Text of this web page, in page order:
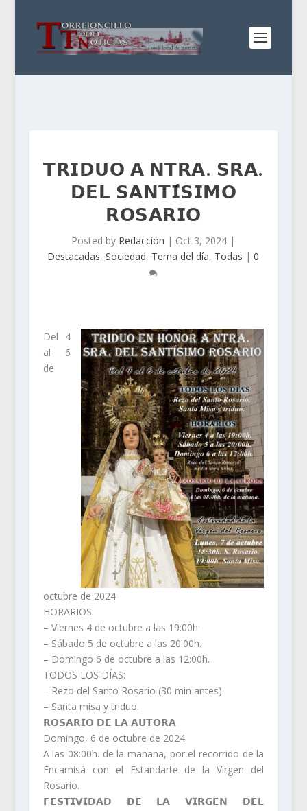
𝗧𝗥𝗜𝗗𝗨𝗢 𝗔 𝗡𝗧𝗥𝗔. 𝗦𝗥𝗔.
𝗗𝗘𝗟 𝗦𝗔𝗡𝗧𝗜́𝗦𝗜𝗠𝗢
𝗥𝗢𝗦𝗔𝗥𝗜𝗢
Posted by Redacción | Oct 3, 2024 |
Destacadas,Sociedad, Tema del día, Todas |0
Del 4
al 6
de
octubre de 2024
HORARIOS:
– Viernes 4 de octubre a las 19:00h.
– Sábado 5 de octubre a las 20:00h.
– Domingo 6 de octubre a las 12:00h.
TODOS LOS DÍAS:
– Rezo del Santo Rosario (30 min antes).
– Santa misa y triduo.
𝗥𝗢𝗦𝗔𝗥𝗜𝗢 𝗗𝗘 𝗟𝗔 𝗔𝗨𝗧𝗢𝗥𝗔
Domingo, 6 de octubre de 2024.
A las 08:00h. de la mañana, por el recorrido de la
Encamisá con el Estandarte de la Virgen del
Rosario.
𝗙𝗘𝗦𝗧𝗜𝗩𝗜𝗗𝗔𝗗 𝗗𝗘 𝗟𝗔 𝗩𝗜𝗥𝗚𝗘𝗡 𝗗𝗘𝗟